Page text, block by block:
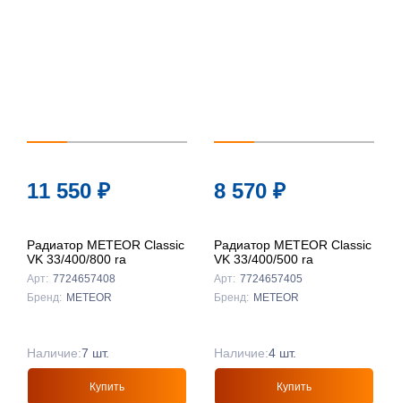
11 550 ₽
Радиатор METEOR Classic
VK 33/400/800 ra
Арт: 7724657408
Бренд: METEOR
Наличие:7 шт.
Купить
8 570 ₽
Радиатор METEOR Classic
VK 33/400/500 ra
Арт: 7724657405
Бренд: METEOR
Наличие:4 шт.
Купить